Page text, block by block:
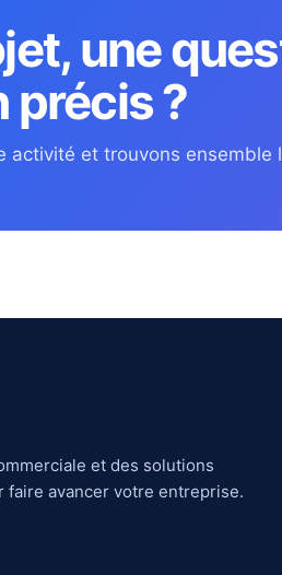
une
précis ?
activité et trouvons ensemble
et des solutions
faire avancer votre entreprise.